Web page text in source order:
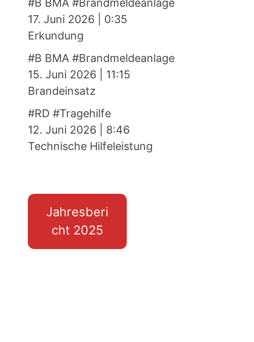
#B BMA #Brandmeldeanlage
17. Juni 2026
0:35
Erkundung
#B BMA #Brandmeldeanlage
15. Juni 2026
11:15
Brandeinsatz
#RD #Tragehilfe
12. Juni 2026
8:46
Technische Hilfeleistung
Jahresberi
cht 2025